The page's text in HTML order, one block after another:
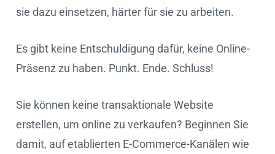
sie dazu einsetzen, härter für sie zu arbeiten.
Es gibt keine Entschuldigung dafür, keine Online-
Präsenz zu haben. Punkt. Ende. Schluss!
Sie können keine transaktionale Website
erstellen, um online zu verkaufen? Beginnen Sie
damit, auf etablierten E-Commerce-Kanälen wie